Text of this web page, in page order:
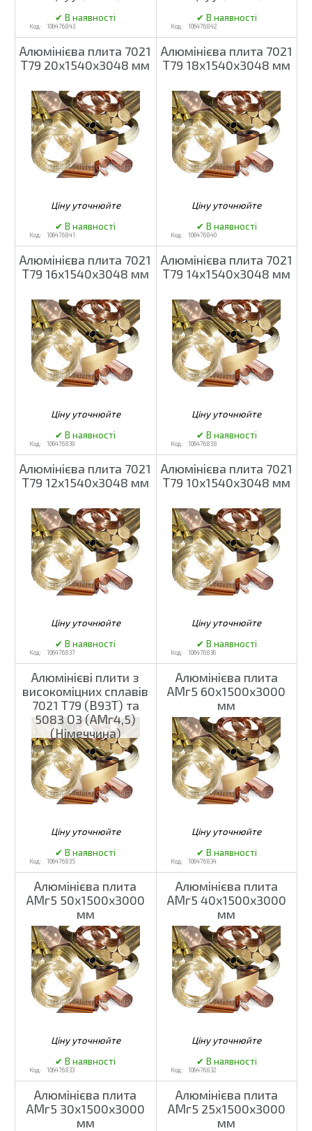
106476843 106476842
Алюмінієва плита 7021
Т79 20х1540х3048 мм
106476841
Алюмінієва плита 7021
Т79 18х1540х3048 мм
106476840
Алюмінієва плита 7021
Т79 16х1540х3048 мм
106476839
Алюмінієва плита 7021
Т79 14х1540х3048 мм
106476838
Алюмінієва плита 7021
Т79 12х1540х3048 мм
106476837
Алюмінієва плита 7021
Т79 10х1540х3048 мм
106476836
Алюмінієві плити з
високоміцних сплавів
7021 Т79 (В93Т) та
5083 О3 (АМг4,5)
(Німеччина)
106476835
Алюмінієва плита
АМг5 60х1500х3000
мм
106476834
Алюмінієва плита
АМг5 50х1500х3000
мм
106476833
Алюмінієва плита
АМг5 40х1500х3000
мм
106476832
Алюмінієва плита
АМг5 30х1500х3000
мм
Алюмінієва плита
АМг5 25х1500х3000
мм